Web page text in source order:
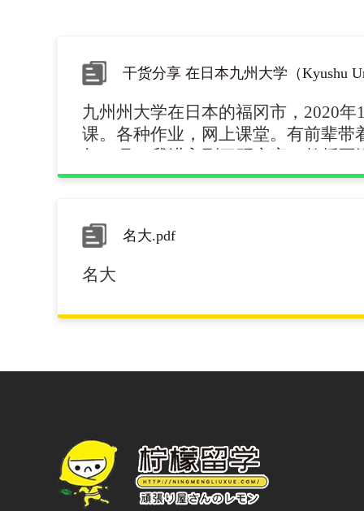
九州州大学在日本的福冈市，2020年
课。各种作业，网上课堂。有前辈带
年12月，我进入到了研究室。教授
平时也很幽默，只是说到研究和学习
三门，日语 英语和结构力学。说实
磨炼，日语英语已经不是问题了。时
名大.pdf
名大